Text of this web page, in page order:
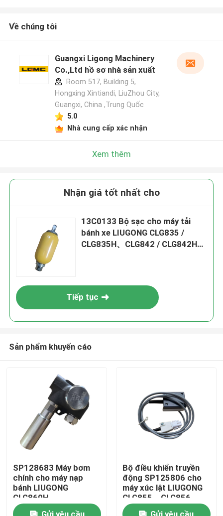
Về chúng tôi
Guangxi Ligong Machinery
Co.,Ltd hồ sơ nhà sản xuất
Room 517, Building 5,
Hongxing Xintiandi, LiuZhou City,
Guangxi, China ,Trung Quốc
5.0
Nhà cung cấp xác nhận
Xem thêm
Nhận giá tốt nhất cho
13C0133 Bộ sạc cho máy tải
bánh xe LIUGONG CLG835 /
CLG835H、CLG842 / CLG842H、
Tiếp tục
Sản phẩm khuyến cáo
SP128683 Máy bơm
chính cho máy nạp
bánh LIUGONG
CLG860H、
CLG862H、
Gửi yêu cầu
Bộ điều khiển truyền
động SP125806 cho
máy xúc lật LIUGONG
CLG855、CLG856、
CLG850H、ZL50CN、
Gửi yêu cầu